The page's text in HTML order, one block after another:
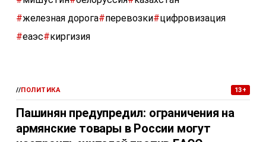
#железная дорога#перевозки#цифровизация
#еаэс#киргизия
//ПОЛИТИКА 13+
Пашинян предупредил: ограничения на
армянские товары в России могут